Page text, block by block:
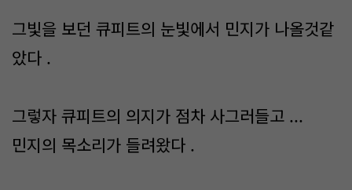
그빛을 보던 큐피트의 눈빛에서 민지가 나올것같
았다 .
그렇자 큐피트의 의지가 점차 사그러들고 ...
민지의 목소리가 들려왔다 .